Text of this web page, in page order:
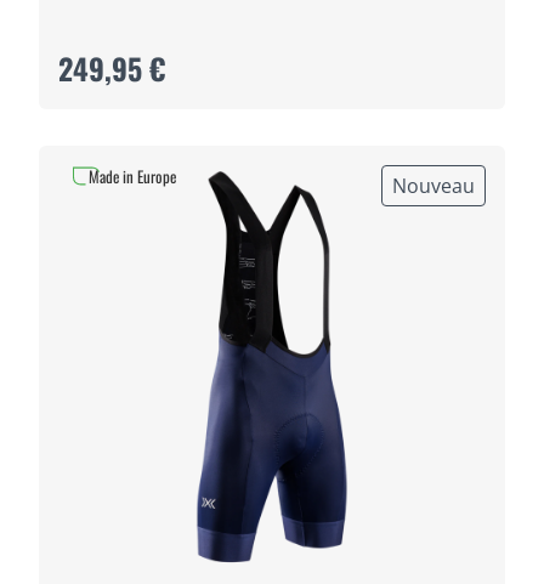
249,95 €
Nouveau
Made in Europe